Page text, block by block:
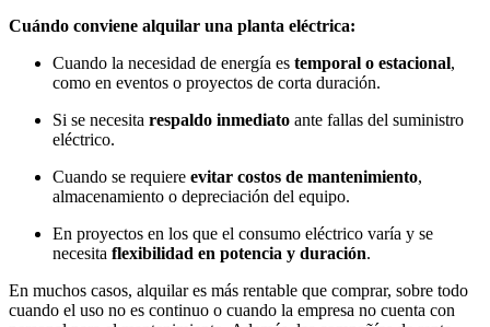
Cuándo conviene alquilar una planta eléctrica:
Cuando la necesidad de energía es temporal o estacional,
como en eventos o proyectos de corta duración.
Si se necesita respaldo inmediato ante fallas del suministro
eléctrico.
Cuando se requiere evitar costos de mantenimiento,
almacenamiento o depreciación del equipo.
En proyectos en los que el consumo eléctrico varía y se
necesita flexibilidad en potencia y duración.
En muchos casos, alquilar es más rentable que comprar, sobre todo
cuando el uso no es continuo o cuando la empresa no cuenta con